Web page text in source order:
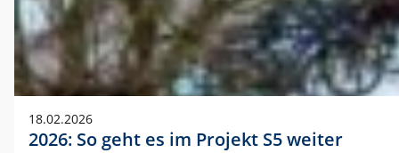
18.02.2026
2026: So geht es im Projekt S5 weiter